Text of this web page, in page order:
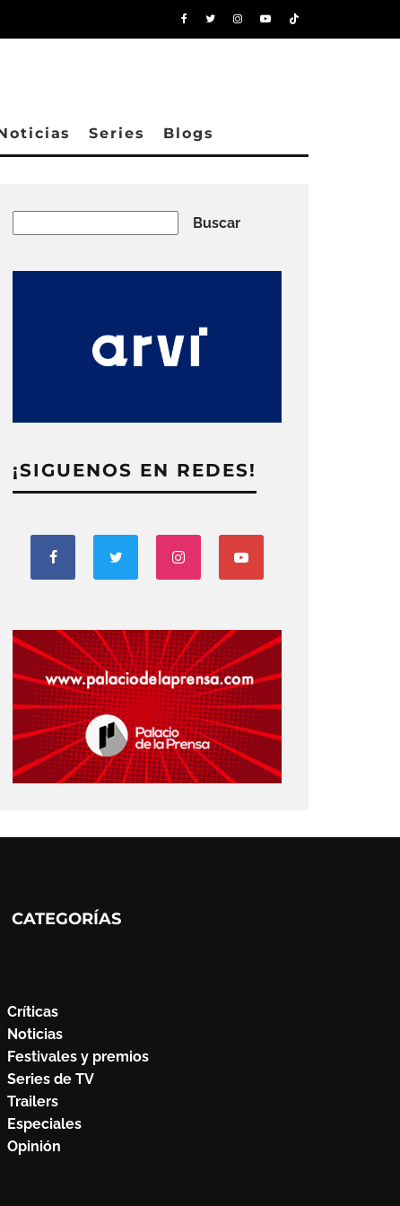
Series Blogs
Buscar
¡SIGUENOS EN REDES!
CATEGORÍAS
Críticas
Noticias
Festivales y premios
Series de TV
Trailers
Especiales
Opinión